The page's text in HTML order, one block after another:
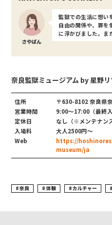
さやぱん
監獄での生活に想い
自由の関係や、罪を
に浮かびました。ま
奈良監獄ミュージアム by 星野
住所
〒630-8102 奈良県
営業時間
9:00〜17:00（最終
定休日
なし（※メンテナン
入場料
大人2500円〜
Web
https://
museum/ja
奈良 体験 カルチャー